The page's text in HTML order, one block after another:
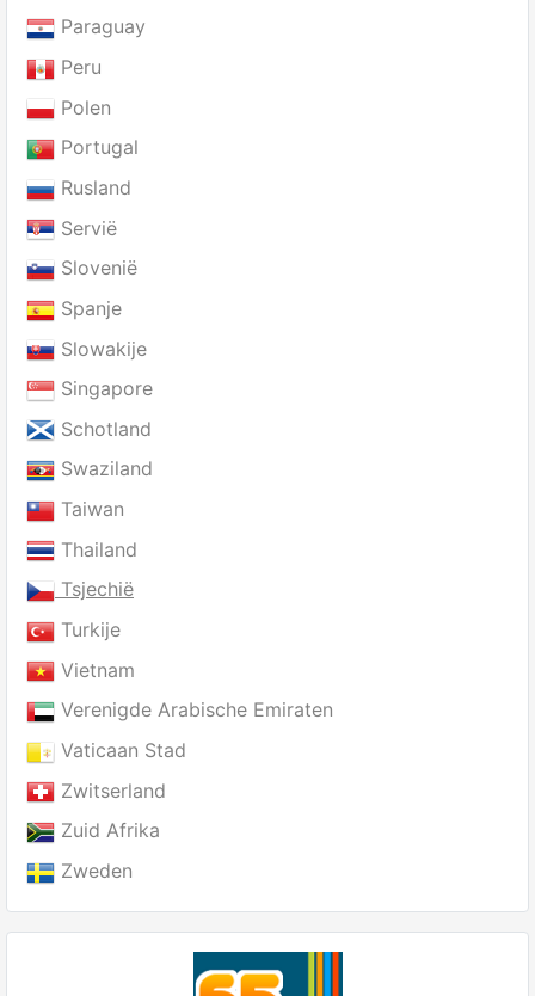
Paraguay
Peru
Polen
Portugal
Rusland
Servië
Slovenië
Spanje
Slowakije
Singapore
Schotland
Swaziland
Taiwan
Thailand
Tsjechië
Turkije
Vietnam
Verenigde Arabische Emiraten
Vaticaan Stad
Zwitserland
Zuid Afrika
Zweden